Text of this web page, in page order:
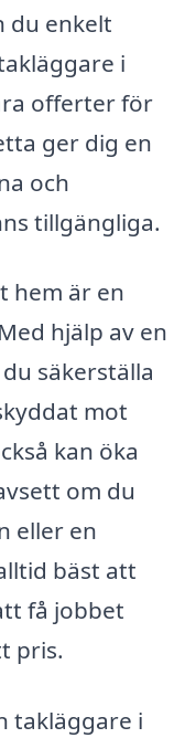
du enkelt
i
offerter för
ger dig en
och
tillgängliga.
hem är en
hjälp av en
säkerställa
mot
kan öka
om du
eller en
bäst att
få jobbet
pris.
takläggare i